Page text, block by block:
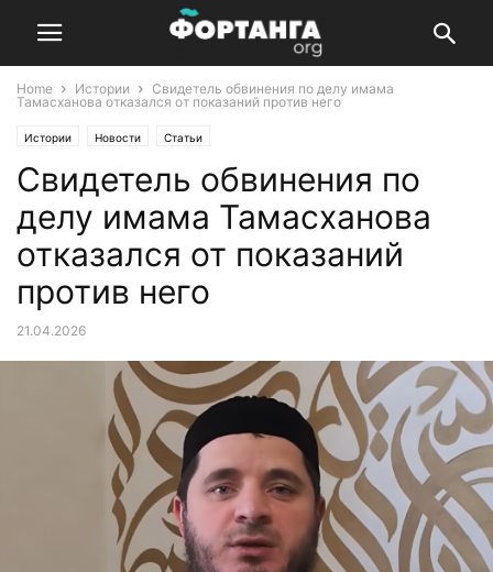
Home Истории
Свидетель обвинения по делу имама
Тамасханова отказался от показаний против него
Истории Новости Статьи
Свидетель обвинения по
делу имама Тамасханова
отказался от показаний
против него
21.04.2026